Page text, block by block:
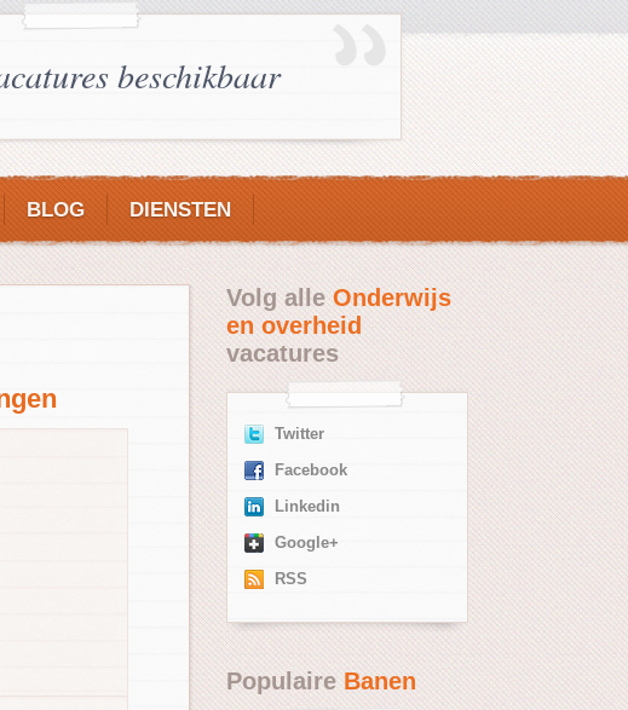
beschikbaar
BLOG DIENSTEN
Volg alleOnderwijs
en overheid
vacatures
Twitter
Facebook
Linkedin
Google+
RSS
PopulaireBanen